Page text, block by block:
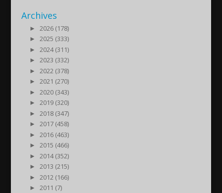
Archives
►
2026 (178)
►
2025 (333)
►
2024 (311)
►
2023 (332)
►
2022 (378)
►
2021 (270)
►
2020 (343)
►
2019 (320)
►
2018 (347)
►
2017 (458)
►
2016 (463)
►
2015 (466)
►
2014 (352)
►
2013 (215)
►
2012 (166)
►
2011 (7)